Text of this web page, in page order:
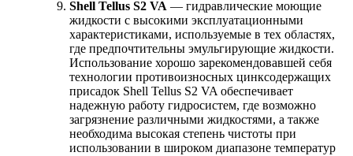
Shell Tellus S2 VA — гидравлические моющие
жидкости с высокими эксплуатационными
характеристиками, используемые в тех областях,
где предпочтительны эмульгирующие жидкости.
Использование хорошо зарекомендовавшей себя
технологии противоизносных цинксодержащих
присадок Shell Tellus S2 VA обеспечивает
надежную работу гидросистем, где возможно
загрязнение различными жидкостями, а также
необходима высокая степень чистоты при
использовании в широком диапазоне температур